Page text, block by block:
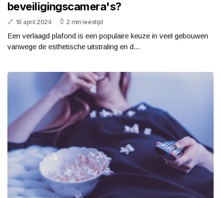
beveiligingscamera's?
19 april 2024 2 min leestijd
Een verlaagd plafond is een populaire keuze in veel gebouwen
vanwege de esthetische uitstraling en d...